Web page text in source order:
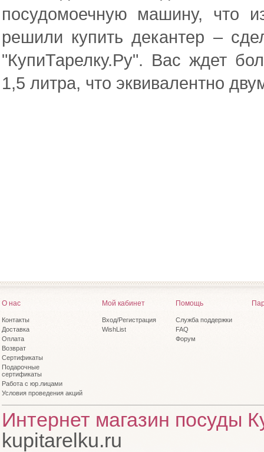
посудомоечную машину, что
решили купить декантер –
"КупиТарелку.Ру". Вас ждет
1,5 литра, что эквивалентно
О нас
Контакты
Доставка
Оплата
Возврат
Сертификаты
Подарочные
сертификаты
Работа с юр.лицами
Условия проведения акций
Мой кабинет
Вход/Регистрация
WishList
Помощь
Служба поддержки
FAQ
Форум
Интернет магазин посуды
kupitarelku.ru